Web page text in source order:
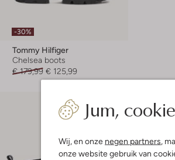
Jum,
Wij, en onze negen partners,
onze website gebruik van
-30%
Tommy Hilfiger
Chelsea boots
€ 179,99 € 125,99